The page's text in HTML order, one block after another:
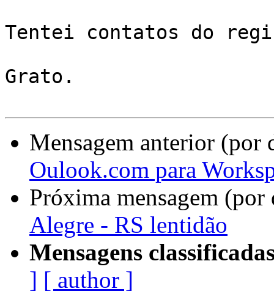
Tentei contatos do
Grato.
Mensagem anterior (por
Oulook.com para
Próxima mensagem
Alegre - RS lentidão
Mensagens
] [ author ]